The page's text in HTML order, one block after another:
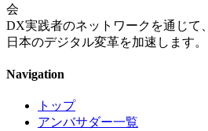
会
DX実践者のネットワークを通じて、
日本のデジタル変革を加速します。
Navigation
トップ
アンバサダー一覧